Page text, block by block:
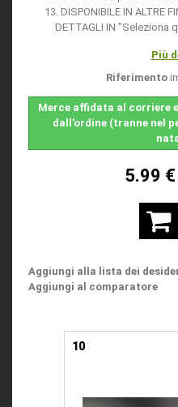
13. DISPONIBILE IN ALTRE
DETTAGLI IN "Seleziona
Più
Riferimento
Merce affidata al corriere
dall'ordine (tranne nel
5.99 €
Aggiungi alla lista dei
Aggiungi al comparatore
10